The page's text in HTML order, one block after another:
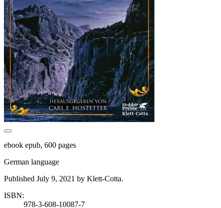
ebook epub, 600 pages
German language
Published July 9, 2021 by Klett-Cotta.
ISBN:
978-3-608-10087-7